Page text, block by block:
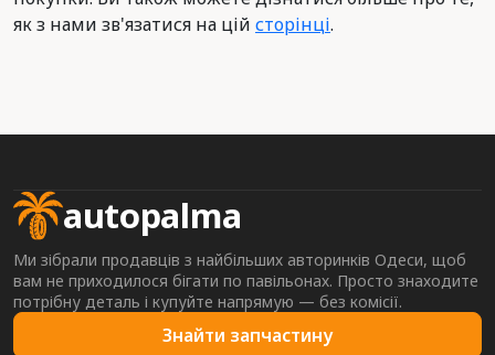
як з нами зв'язатися на цій сторінці.
autopalma
Ми зібрали продавців з найбільших авторинків Одеси, щоб
вам не приходилося бігати по павільонах. Просто знаходите
потрібну деталь і купуйте напрямую — без комісії.
Знайти запчастину